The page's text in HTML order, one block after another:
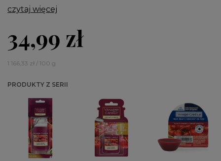
czytaj więcej
34,99 zł
1 166,33 zł / 100 g
PRODUKTY Z SERII